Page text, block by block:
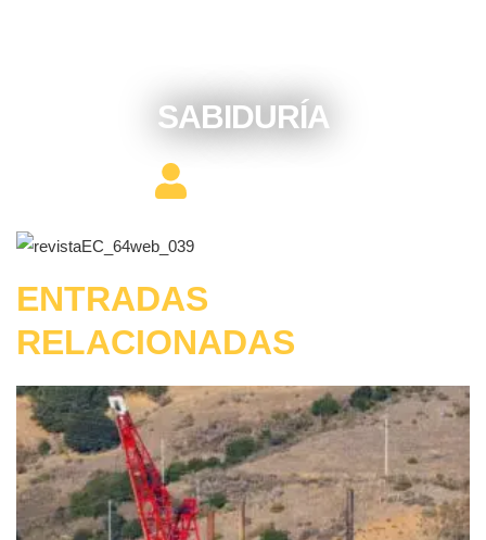
SABIDURÍA
ENTRADAS
RELACIONADAS